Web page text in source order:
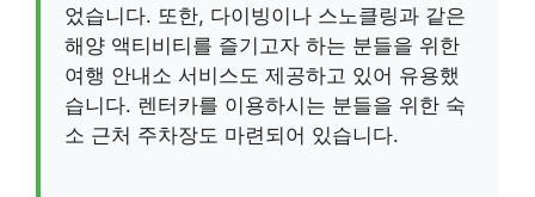
었습니다. 또한, 다이빙이나 스노클링과 같은
해양 액티비티를 즐기고자 하는 분들을 위한
여행 안내소 서비스도 제공하고 있어 유용했
습니다. 렌터카를 이용하시는 분들을 위한 숙
소 근처 주차장도 마련되어 있습니다.